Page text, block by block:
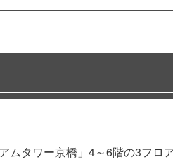
ムタワー京橋」4～6階の3フロ